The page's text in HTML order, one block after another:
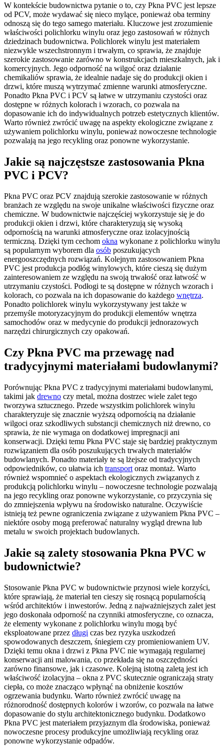
W kontekście budownictwa pytanie o to, czy Pkna PVC jest lepsze
od PCV, może wydawać się nieco mylące, ponieważ oba terminy
odnoszą się do tego samego materiału. Kluczowe jest zrozumienie
właściwości polichlorku winylu oraz jego zastosowań w różnych
dziedzinach budownictwa. Polichlorek winylu jest materiałem
niezwykle wszechstronnym i trwałym, co sprawia, że znajduje
szerokie zastosowanie zarówno w konstrukcjach mieszkalnych, jak i
komercyjnych. Jego odporność na wilgoć oraz działanie
chemikaliów sprawia, że idealnie nadaje się do produkcji okien i
drzwi, które muszą wytrzymać zmienne warunki atmosferyczne.
Ponadto Pkna PVC i PCV są łatwe w utrzymaniu czystości oraz
dostępne w różnych kolorach i wzorach, co pozwala na
dopasowanie ich do indywidualnych potrzeb estetycznych klientów.
Warto również zwrócić uwagę na aspekty ekologiczne związane z
używaniem polichlorku winylu, ponieważ nowoczesne technologie
pozwalają na jego recykling oraz ponowne wykorzystanie.
Jakie są najczęstsze zastosowania Pkna
PVC i PCV?
Pkna PVC oraz PCV znajdują szerokie zastosowanie w różnych
branżach ze względu na swoje unikalne właściwości fizyczne oraz
chemiczne. W budownictwie najczęściej wykorzystuje się je do
produkcji okien i drzwi, które charakteryzują się wysoką
odpornością na warunki atmosferyczne oraz izolacyjnością
termiczną. Dzięki tym cechom okna wykonane z polichlorku winylu
są popularnym wyborem dla osób poszukujących
energooszczędnych rozwiązań. Kolejnym zastosowaniem Pkna
PVC jest produkcja podłóg winylowych, które cieszą się dużym
zainteresowaniem ze względu na swoją trwałość oraz łatwość w
utrzymaniu czystości. Podłogi te są dostępne w różnych wzorach i
kolorach, co pozwala na ich dopasowanie do każdego wnętrza.
Ponadto polichlorek winylu wykorzystywany jest także w
przemyśle motoryzacyjnym do produkcji elementów wnętrza
samochodów oraz w medycynie do produkcji jednorazowych
narzędzi chirurgicznych czy opakowań.
Czy Pkna PVC ma przewagę nad
tradycyjnymi materiałami budowlanymi?
Porównując Pkna PVC z tradycyjnymi materiałami budowlanymi,
takimi jak drewno czy metal, można dostrzec wiele zalet tego
tworzywa sztucznego. Przede wszystkim polichlorek winylu
charakteryzuje się znacznie wyższą odpornością na działanie
wilgoci oraz szkodliwych substancji chemicznych niż drewno, co
sprawia, że nie wymaga on dodatkowej impregnacji ani
konserwacji. Dzięki temu Pkna PVC staje się bardziej praktycznym
rozwiązaniem dla osób poszukujących trwałych materiałów
budowlanych. Ponadto materiały te są lżejsze od tradycyjnych
odpowiedników, co ułatwia ich transport oraz montaż. Warto
również wspomnieć o aspektach ekologicznych związanych z
produkcją polichlorku winylu – nowoczesne technologie pozwalają
na jego recykling oraz ponowne wykorzystanie, co przyczynia się
do zmniejszenia wpływu na środowisko naturalne. Oczywiście
istnieją też pewne ograniczenia związane z używaniem Pkna PVC –
niektóre osoby mogą preferować naturalny wygląd drewna lub
metalu w swoich projektach budowlanych.
Jakie są zalety stosowania Pkna PVC w
budownictwie?
Stosowanie Pkna PVC w budownictwie przynosi wiele korzyści,
które sprawiają, że materiał ten cieszy się rosnącą popularnością
wśród architektów i inwestorów. Jedną z najważniejszych zalet jest
jego doskonała odporność na czynniki atmosferyczne, co oznacza,
że elementy wykonane z polichlorku winylu mogą być
eksploatowane przez długi czas bez ryzyka uszkodzeń
spowodowanych deszczem, śniegiem czy promieniowaniem UV.
Dzięki temu okna i drzwi z Pkna PVC nie wymagają regularnej
konserwacji ani malowania, co przekłada się na oszczędności
zarówno finansowe, jak i czasowe. Kolejną istotną zaletą jest ich
właściwość izolacyjna – okna z PVC skutecznie ograniczają straty
ciepła, co może znacząco wpłynąć na obniżenie kosztów
ogrzewania budynku. Warto również zwrócić uwagę na
różnorodność dostępnych kolorów i wzorów, co pozwala na łatwe
dopasowanie do stylu architektonicznego budynku. Dodatkowo
Pkna PVC jest materiałem przyjaznym dla środowiska, ponieważ
nowoczesne procesy produkcyjne umożliwiają recykling oraz
ponowne wykorzystanie odpadów.